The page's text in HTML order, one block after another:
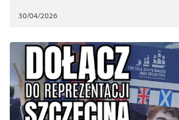
30/04/2026